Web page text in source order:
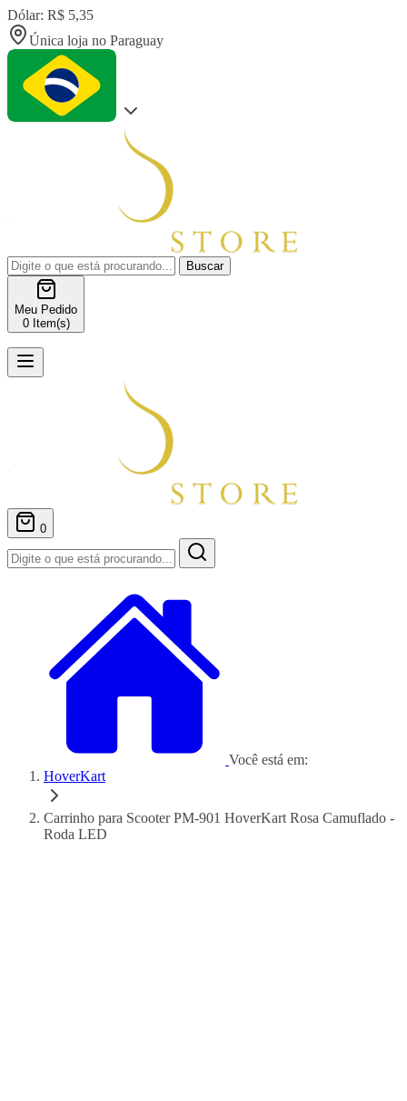
Dólar: R$ 5,35
Única loja no Paraguay
Buscar
Meu Pedido
0 Item(s)
0
Você está em:
HoverKart
Carrinho para Scooter PM-901 HoverKart Rosa Camuflado -
Roda LED